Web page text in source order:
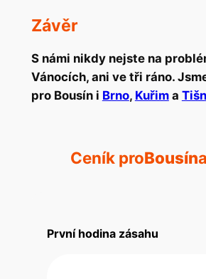
Závěr
S námi nikdy nejste na
Vánocích, ani ve tři ráno.
pro Bousín i Brno, Kuřima
Ceník proBousín
První hodina zásahu